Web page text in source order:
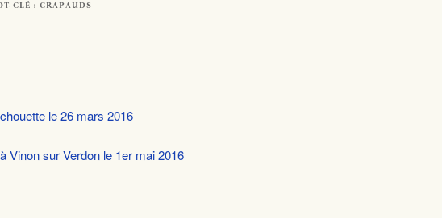
CLÉ : CRAPAUDS
le 26 mars 2016
Vinon sur Verdon le 1er mai 2016